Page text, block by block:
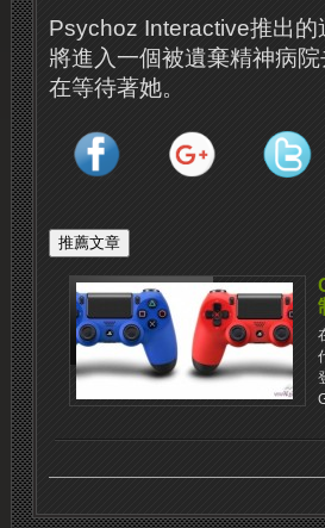
Psychoz Interactive推出
將進入一個被遺棄精神病
在等待著她。